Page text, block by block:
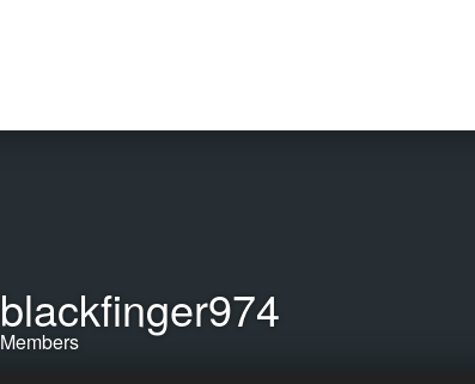
blackfinger974
Members